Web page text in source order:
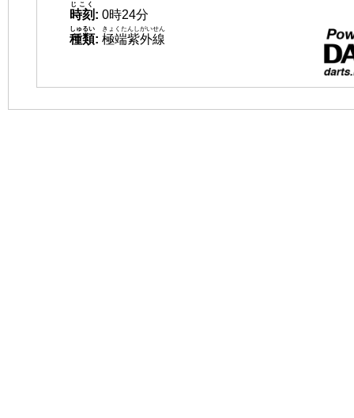
時刻
じこく
: 0時24分
種類
しゅるい
: 極端紫外線
きょくたんしがいせん